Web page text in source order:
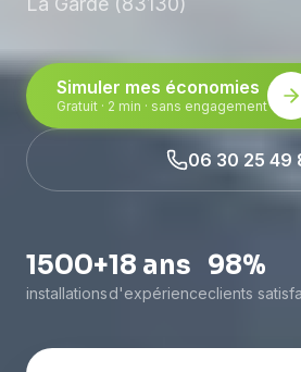
Simuler mes économies
Gratuit · 2 min · sans engagement
06 30 25 49
1500+
installations
18 ans
d'expérience
98%
clients